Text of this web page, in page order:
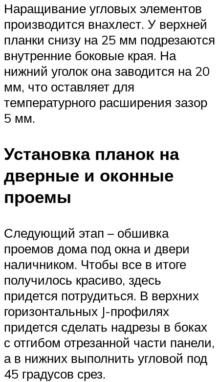
Наращивание угловых элементов
производится внахлест. У верхней
планки снизу на 25 мм подрезаются
внутренние боковые края. На
нижний уголок она заводится на 20
мм, что оставляет для
температурного расширения зазор
5 мм.
Установка планок на
дверные и оконные
проемы
Следующий этап – обшивка
проемов дома под окна и двери
наличником. Чтобы все в итоге
получилось красиво, здесь
придется потрудиться. В верхних
горизонтальных J-профилях
придется сделать надрезы в боках
с отгибом отрезанной части панели,
а в нижних выполнить угловой под
45 градусов срез.